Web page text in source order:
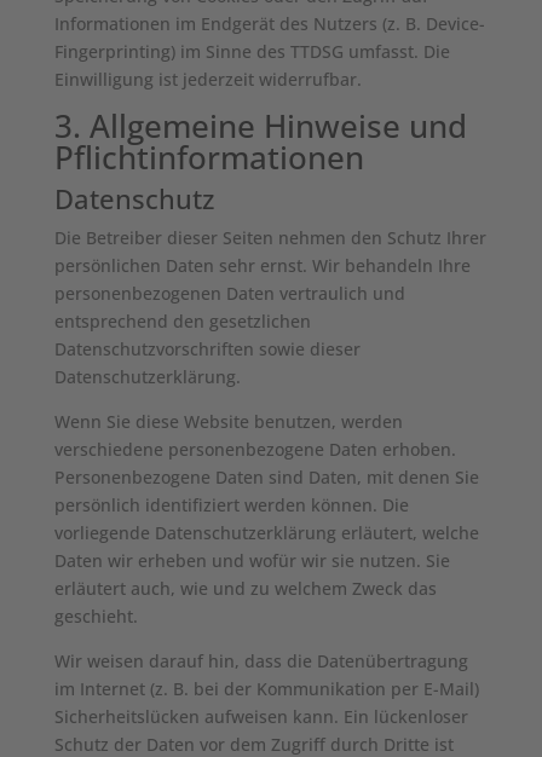
Informationen im Endgerät des Nutzers (z. B. Device-
Fingerprinting) im Sinne des TTDSG umfasst. Die
Einwilligung ist jederzeit widerrufbar.
3. Allgemeine Hinweise und
Pflicht­informationen
Datenschutz
Die Betreiber dieser Seiten nehmen den Schutz Ihrer
persönlichen Daten sehr ernst. Wir behandeln Ihre
personenbezogenen Daten vertraulich und
entsprechend den gesetzlichen
Datenschutzvorschriften sowie dieser
Datenschutzerklärung.
Wenn Sie diese Website benutzen, werden
verschiedene personenbezogene Daten erhoben.
Personenbezogene Daten sind Daten, mit denen Sie
persönlich identifiziert werden können. Die
vorliegende Datenschutzerklärung erläutert, welche
Daten wir erheben und wofür wir sie nutzen. Sie
erläutert auch, wie und zu welchem Zweck das
geschieht.
Wir weisen darauf hin, dass die Datenübertragung
im Internet (z. B. bei der Kommunikation per E-Mail)
Sicherheitslücken aufweisen kann. Ein lückenloser
Schutz der Daten vor dem Zugriff durch Dritte ist